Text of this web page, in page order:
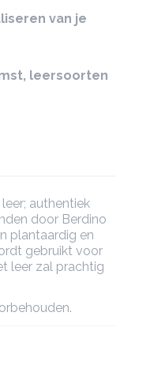
van je
leersoorten
authentiek
door Berdino
plantaardig en
gebruikt voor
leer zal prachtig